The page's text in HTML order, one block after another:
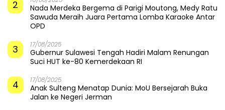
2
Nada Merdeka Bergema di Parigi Moutong, Medy Ratu
Sawuda Meraih Juara Pertama Lomba Karaoke Antar
OPD
3 17/08/2025
Gubernur Sulawesi Tengah Hadiri Malam Renungan
Suci HUT ke-80 Kemerdekaan RI
4 17/08/2025
Anak Sulteng Menatap Dunia: MoU Bersejarah Buka
Jalan ke Negeri Jerman